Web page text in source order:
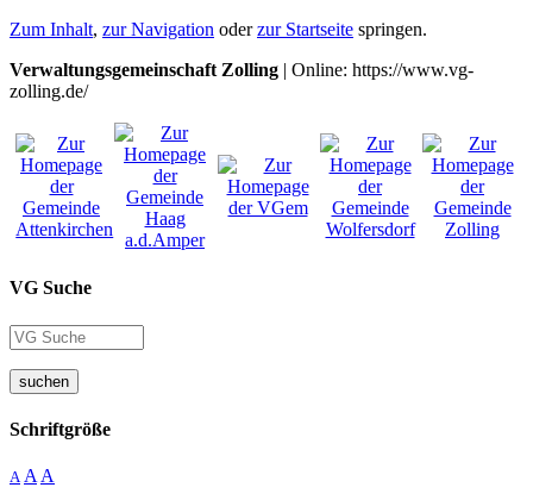
Zum Inhalt, zur Navigation oderzur Startseite springen.
Verwaltungsgemeinschaft Zolling | Online: https://www.vg-
zolling.de/
VG Suche
suchen
Schriftgröße
A A A